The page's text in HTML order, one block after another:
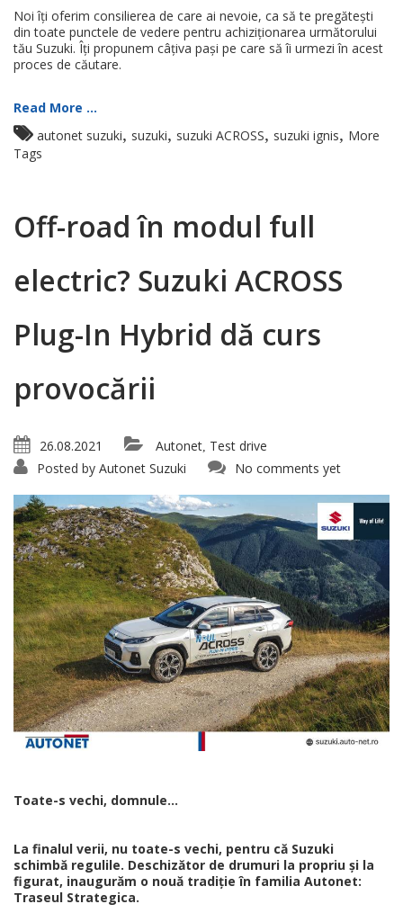
Noi îți oferim consilierea de care ai nevoie, ca să te pregătești
din toate punctele de vedere pentru achiziționarea următorului
tău Suzuki. Îți propunem câțiva pași pe care să îi urmezi în acest
proces de căutare.
Read More ...
autonet suzuki, suzuki, suzuki ACROSS, suzuki ignis, More
Tags
Off-road în modul full
electric? Suzuki ACROSS
Plug-In Hybrid dă curs
provocării
26.08.2021 Autonet Test drive
Posted by Autonet Suzuki No comments yet
Toate-s vechi, domnule…
La finalul verii, nu toate-s vechi, pentru că Suzuki
schimbă regulile. Deschizător de drumuri la propriu și la
figurat, inaugurăm o nouă tradiție în familia Autonet:
Traseul Strategica.